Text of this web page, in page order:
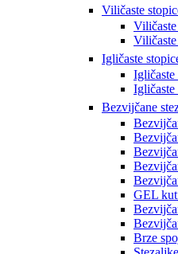
Viličaste
Igličaste
Igličaste
Igličaste
Bezvijčane
GEL
Brze